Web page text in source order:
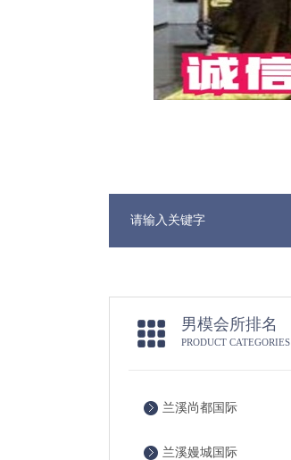
男模会所排名
PRODUCT CATEGORIES
兰溪尚都国际
兰溪嫚城国际